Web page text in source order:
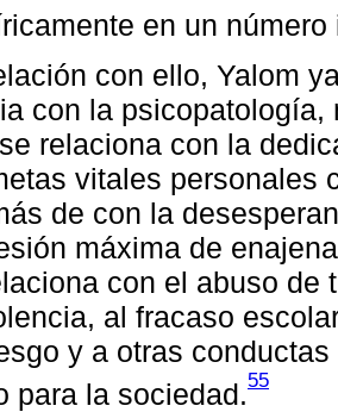
en un
con ello, Yalom
con la
relaciona con la
vitales personales
de con la
máxima de
con el abuso de
al fracaso
y a otras
para la sociedad.55